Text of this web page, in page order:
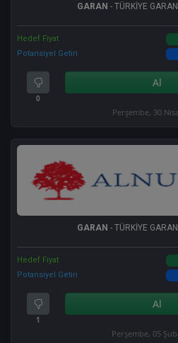
GARAN - TÜRKİYE
Hedef Fiyat
Potansiyel Getiri
0
Al
Perşembe, 30
GARAN - TÜRKİYE
Hedef Fiyat
Potansiyel Getiri
1
Al
Perşembe, 05